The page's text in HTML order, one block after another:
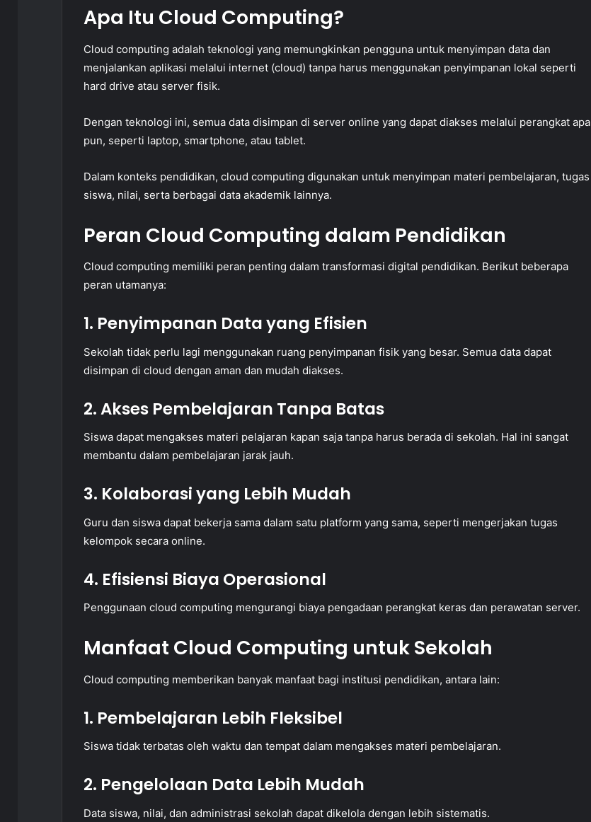
Apa Itu Cloud Computing?
Cloud computing adalah teknologi yang memungkinkan pengguna untuk menyimpan data dan
menjalankan aplikasi melalui internet (cloud) tanpa harus menggunakan penyimpanan lokal seperti
hard drive atau server fisik.
Dengan teknologi ini, semua data disimpan di server online yang dapat diakses melalui perangkat apa
pun, seperti laptop, smartphone, atau tablet.
Dalam konteks pendidikan, cloud computing digunakan untuk menyimpan materi pembelajaran, tugas
siswa, nilai, serta berbagai data akademik lainnya.
Peran Cloud Computing dalam Pendidikan
Cloud computing memiliki peran penting dalam transformasi digital pendidikan. Berikut beberapa
peran utamanya:
1. Penyimpanan Data yang Efisien
Sekolah tidak perlu lagi menggunakan ruang penyimpanan fisik yang besar. Semua data dapat
disimpan di cloud dengan aman dan mudah diakses.
2. Akses Pembelajaran Tanpa Batas
Siswa dapat mengakses materi pelajaran kapan saja tanpa harus berada di sekolah. Hal ini sangat
membantu dalam pembelajaran jarak jauh.
3. Kolaborasi yang Lebih Mudah
Guru dan siswa dapat bekerja sama dalam satu platform yang sama, seperti mengerjakan tugas
kelompok secara online.
4. Efisiensi Biaya Operasional
Penggunaan cloud computing mengurangi biaya pengadaan perangkat keras dan perawatan server.
Manfaat Cloud Computing untuk Sekolah
Cloud computing memberikan banyak manfaat bagi institusi pendidikan, antara lain:
1. Pembelajaran Lebih Fleksibel
Siswa tidak terbatas oleh waktu dan tempat dalam mengakses materi pembelajaran.
2. Pengelolaan Data Lebih Mudah
Data siswa, nilai, dan administrasi sekolah dapat dikelola dengan lebih sistematis.